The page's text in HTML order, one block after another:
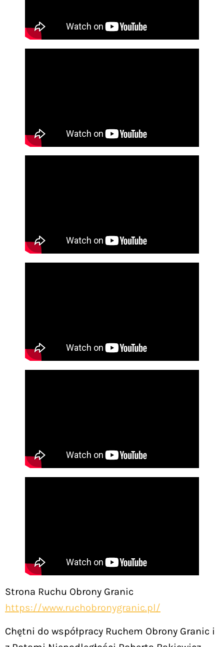
Strona Ruchu Obrony Granic
https://www.ruchobronygranic.pl/
Chętni do współpracy Ruchem Obrony Granic i